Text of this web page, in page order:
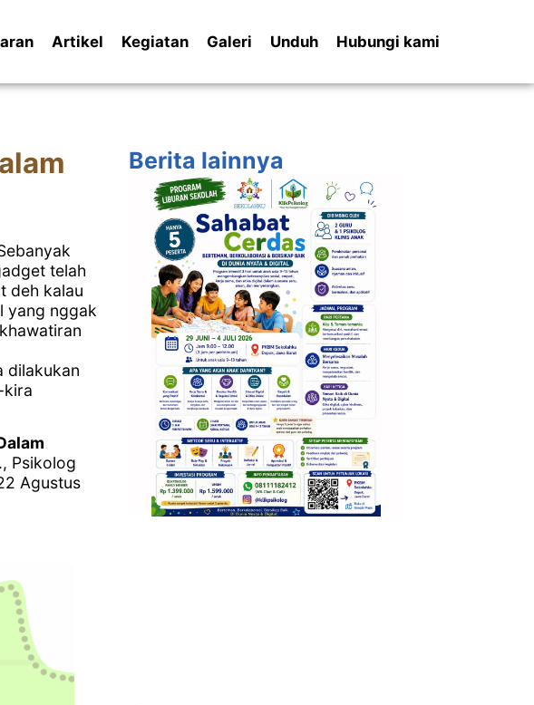
Artikel Kegiatan Galeri Unduh Hubungi kami
telah
deh kalau
yang nggak
dilakukan
kira
Psikolog
Agustus
Berita lainnya